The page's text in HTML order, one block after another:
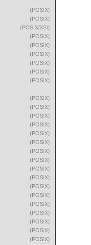
(POSIX)
(POSIX)
(POSIX/XSI)
(POSIX)
(POSIX)
(POSIX)
(POSIX)
(POSIX)
(POSIX)
(POSIX)
(POSIX)
(POSIX)
(POSIX)
(POSIX)
(POSIX)
(POSIX)
(POSIX)
(POSIX)
(POSIX)
(POSIX)
(POSIX)
(POSIX)
(POSIX)
(POSIX)
(POSIX)
(POSIX)